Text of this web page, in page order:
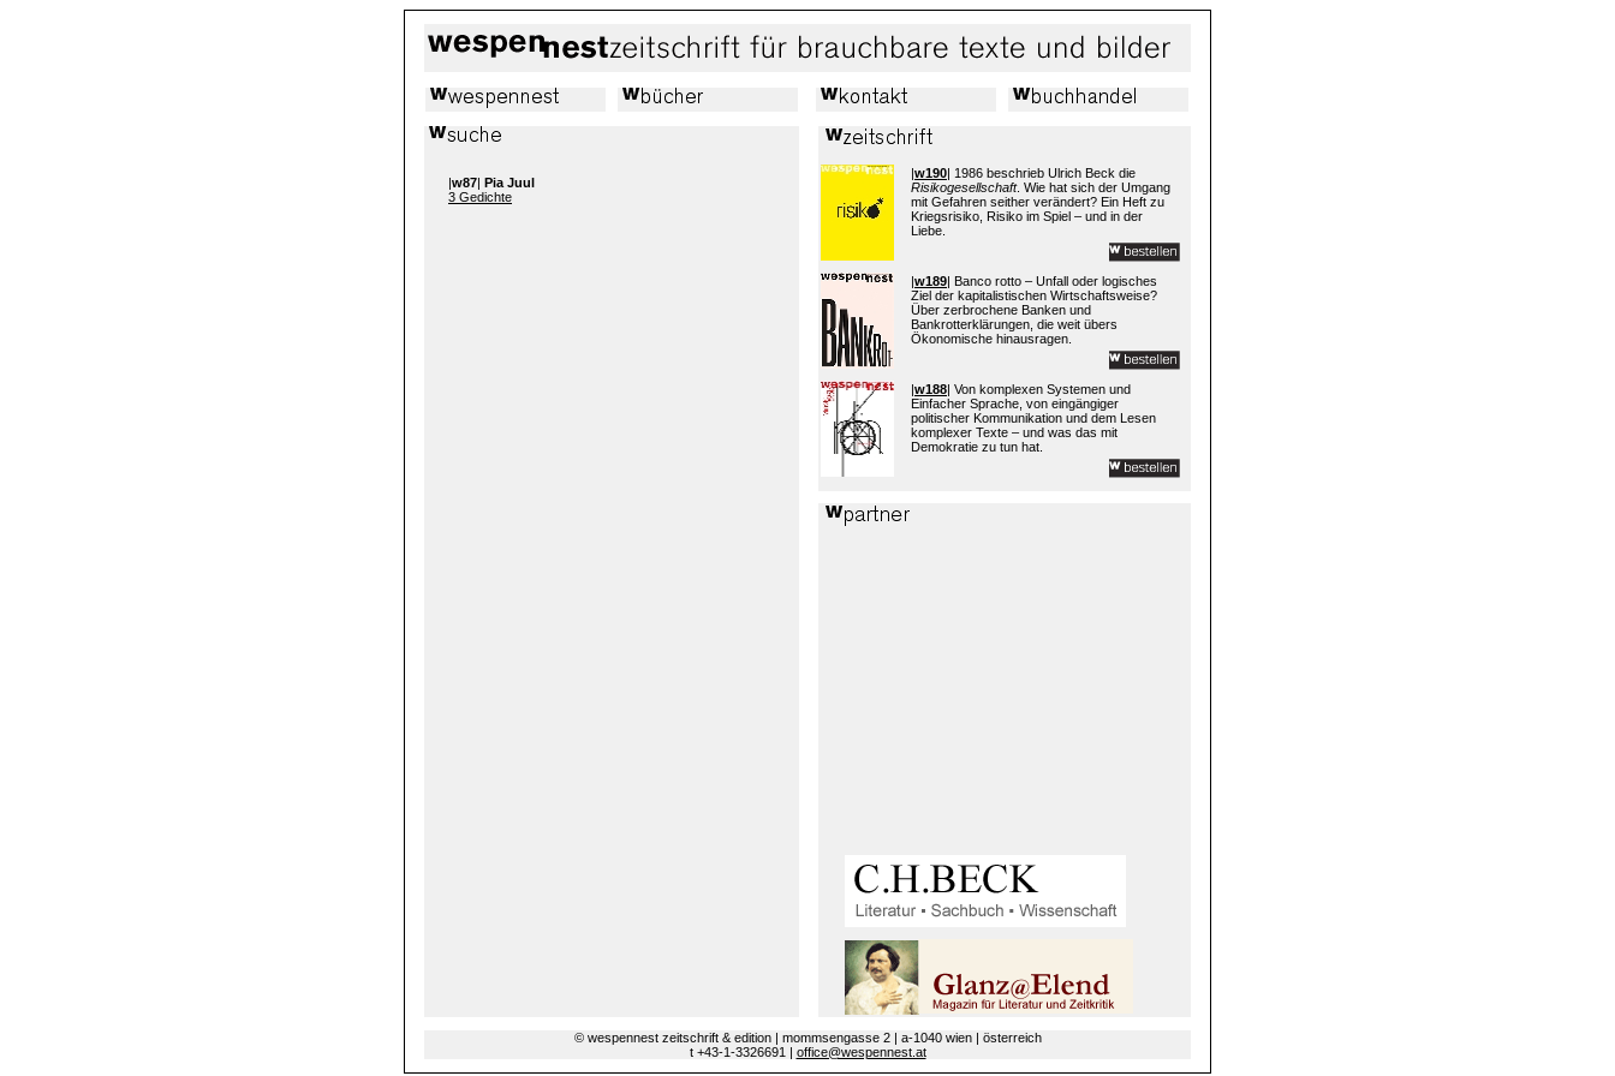
|w87| Pia Juul
3 Gedichte
|w190| 1986 beschrieb Ulrich Beck die
Risikogesellschaft. Wie hat sich der Umgang
mit Gefahren seither verändert? Ein Heft zu
Kriegsrisiko, Risiko im Spiel – und in der
Liebe.
|w189| Banco rotto – Unfall oder logisches
Ziel der kapitalistischen Wirtschaftsweise?
Über zerbrochene Banken und
Bankrotterklärungen, die weit übers
Ökonomische hinausragen.
|w188| Von komplexen Systemen und
Einfacher Sprache, von eingängiger
politischer Kommunikation und dem Lesen
komplexer Texte – und was das mit
Demokratie zu tun hat.
© wespennest zeitschrift & edition | mommsengasse 2 | a-1040 wien | österreich
t +43-1-3326691 | office@wespennest.at